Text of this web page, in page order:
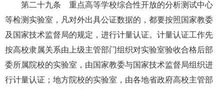
第二十九条 重点高等学校综合性开放的分析测试中心
等检测实验室，凡对外出具公证数据的，都要按照国家教委
及国家技术监督局的规定，进行计量认证。计量认证工作先
按高校隶属关系由上级主管部门组织对实验室验收合格后部
委所属院校的实验室，由国家教委与国家技术监督局组织进
行计量认证；地方院校的实验室，由各地省政府高校主管部